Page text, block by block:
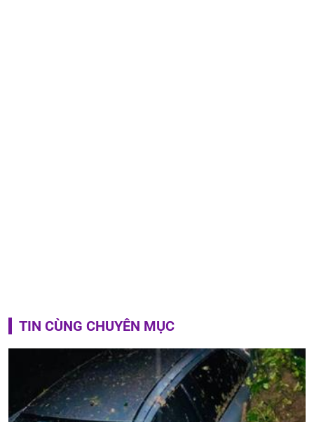
TIN CÙNG CHUYÊN MỤC